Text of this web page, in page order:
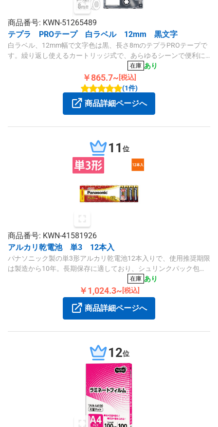
商品番号: KWN-51265489
テプラ PROテープ 白ラベル 12mm 黒文字
白ラベル、12mm幅で文字色は黒、長さ8mのテプラPROテープで
す。繰り返し使えるカートリッジ式で、あらゆるシーンで便利に
在庫 あり
￥865.7~ [税込]
(1件)
商品詳細ページへ
11 位
商品番号: KWN-41581926
アルカリ乾電池 単3 12本入
パナソニック製の単3形アルカリ乾電池12本入りで、使用推奨期限
は製造から10年。長期保存に適しており、シュリンクパック包装
在庫 あり
￥1,024.3~ [税込]
商品詳細ページへ
12位